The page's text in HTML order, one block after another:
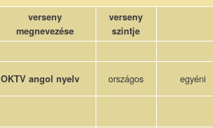
verseny
megnevezése
verseny
szintje
OKTV angol nyelv országos egyéni